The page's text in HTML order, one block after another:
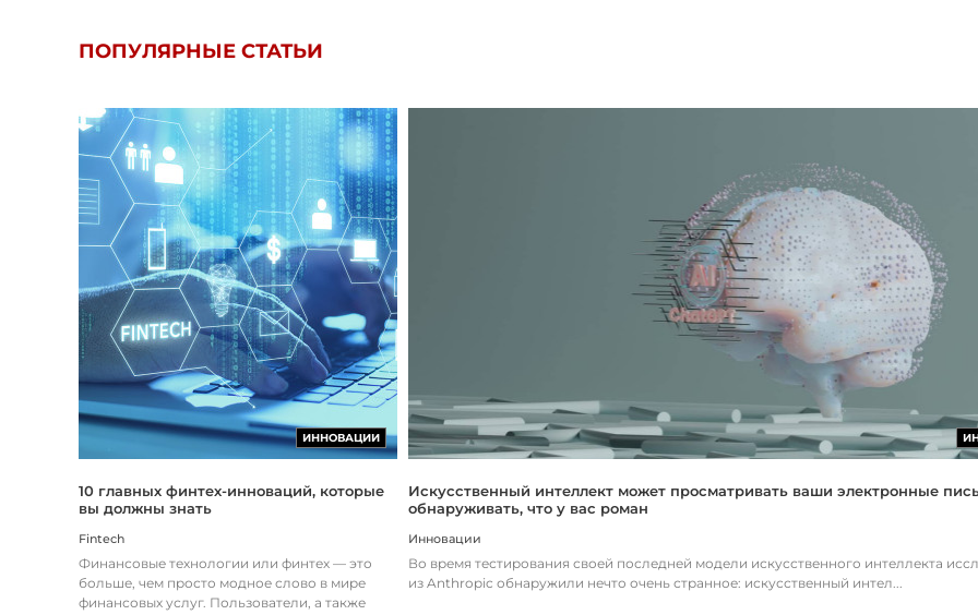
ПОПУЛЯРНЫЕ СТАТЬИ
ИННОВАЦИИ
10 главных финтех-инноваций, которые
вы должны знать
Fintech
Финансовые технологии или финтех — это
больше, чем просто модное слово в мире
финансовых услуг. Пользователи, а также
Искусственный интеллект может просматривать ваши электронные
обнаруживать, что у вас роман
Инновации
Во время тестирования своей последней модели искусственного интеллекта
из Anthropic обнаружили нечто очень странное: искусственный интел...